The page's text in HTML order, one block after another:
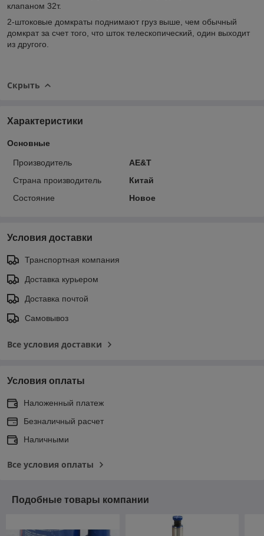
клапаном 32т.
2-штоковые домкраты поднимают груз выше, чем обычный
домкрат за счет того, что шток телескопический, один выходит
из другого.
Скрыть
Характеристики
Основные
Производитель
AE&T
Страна производитель
Китай
Состояние
Новое
Условия доставки
Транспортная компания
Доставка курьером
Доставка почтой
Самовывоз
Все условия доставки
Условия оплаты
Наложенный платеж
Безналичный расчет
Наличными
Все условия оплаты
Подобные товары компании